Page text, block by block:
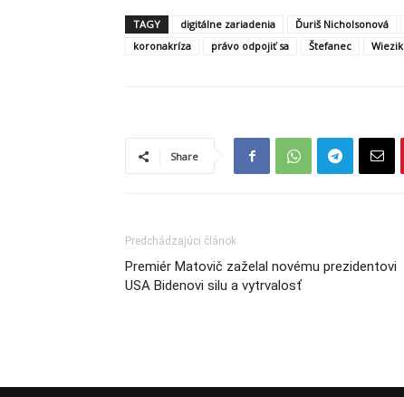
TAGY digitálne zariadenia Ďuriš Nicholsonová
koronakríza
právo odpojiť sa Štefanec Wiezik
Share
Predchádzajúci článok
Premiér Matovič zaželal novému prezidentovi
USA Bidenovi silu a vytrvalosť